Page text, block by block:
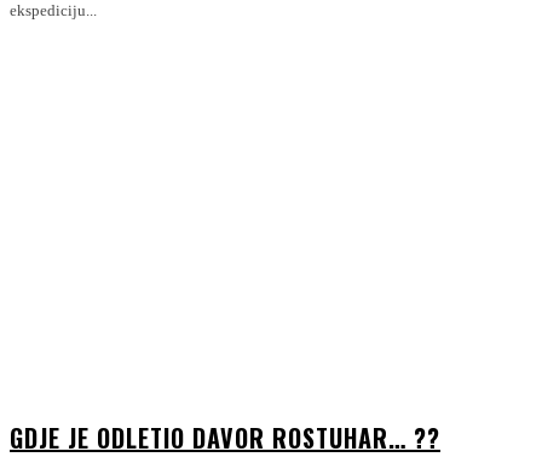
ekspediciju...
GDJE JE ODLETIO DAVOR ROSTUHAR… ??